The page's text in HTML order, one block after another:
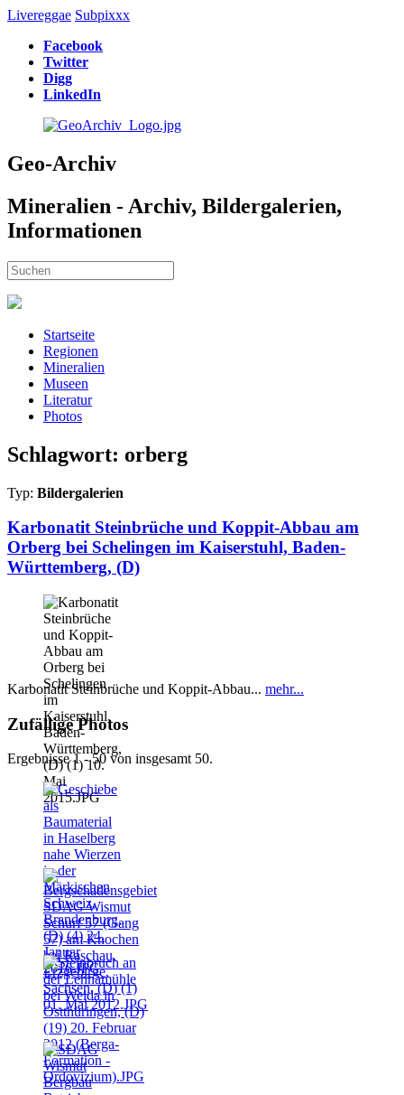
Livereggae Subpixxx
Facebook
Twitter
Digg
LinkedIn
Geo-Archiv
Mineralien - Archiv, Bildergalerien,
Informationen
Startseite
Regionen
Mineralien
Museen
Literatur
Photos
Schlagwort: orberg
Typ: Bildergalerien
Karbonatit Steinbrüche und Koppit-Abbau am
Orberg bei Schelingen im Kaiserstuhl, Baden-
Württemberg, (D)
Karbonatit Steinbrüche und Koppit-Abbau... mehr...
Zufällige Photos
Ergebnisse 1 - 50 von insgesamt 50.